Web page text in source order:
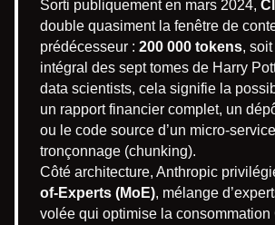
Sorti publiquement en mars 2024,
double quasiment la fenêtre de
prédécesseur : 200 000 tokens,
intégral des sept tomes de Harry
data scientists, cela signifie la
un rapport financier complet, un
ou le code source d’un micro-
tronçonnage (chunking).
Côté architecture, Anthropic
of-Experts (MoE), mélange
volée qui optimise la consommation